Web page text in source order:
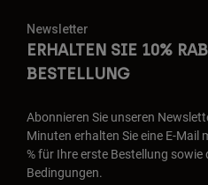
Newsletter
ERHALTEN SIE 10%
BESTELLUNG
Abonnieren Sie unseren
Minuten erhalten Sie eine E-Mail
% für Ihre erste Bestellung sowie
Bedingungen.